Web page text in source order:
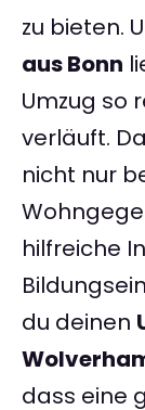
zu bieten.
aus Bonn
Umzug so
verläuft.
nicht nur
hilfreiche
du deinen
dass eine